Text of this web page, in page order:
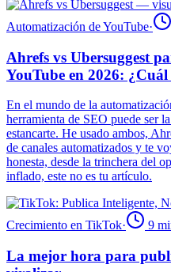
Automatización de YouTube·
Ahrefs vs Ubersuggest
YouTube en 2026:
En el mundo de la
herramienta de SEO puede ser
estancarte. He usado ambos,
de canales automatizados y te
honesta, desde la trinchera del
inflado, este no es tu artículo.
Crecimiento en TikTok· 9
La mejor hora para